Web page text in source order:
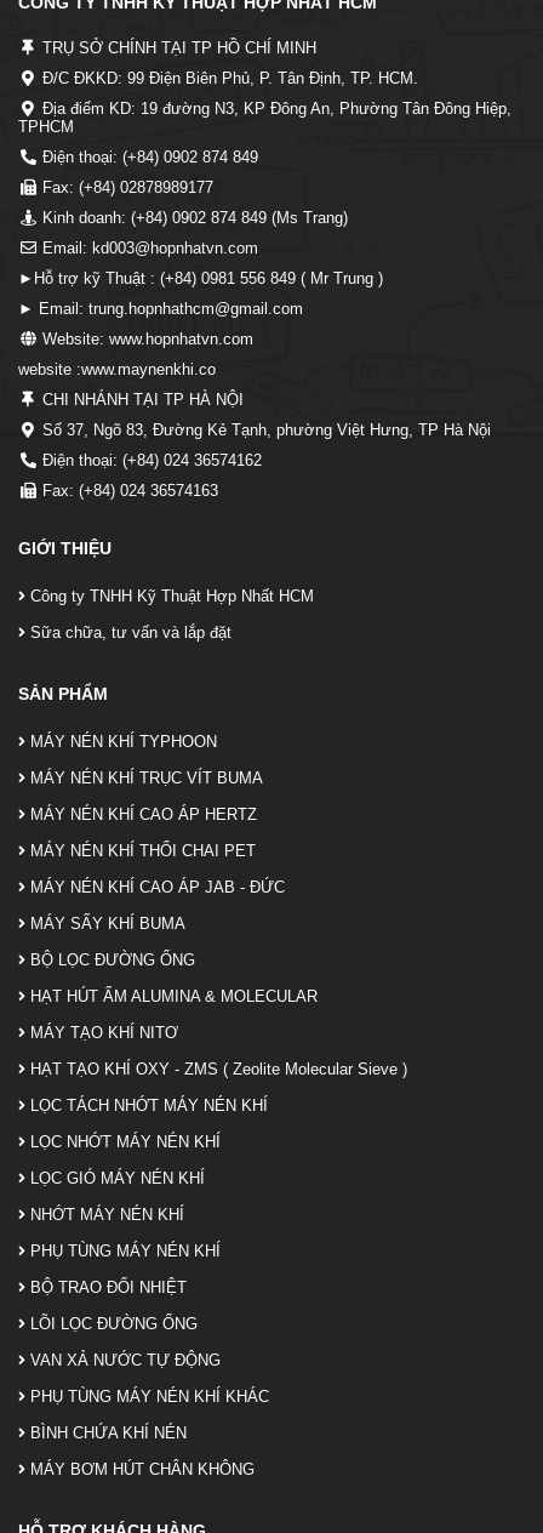
TRỤ SỞ CHÍNH TẠI TP HỒ CHÍ MINH
Đ/C ĐKKD: 99 Điện Biên Phủ, P. Tân Định, TP. HCM.
Địa điểm KD: 19 đường N3, KP Đông An, Phường Tân Đông Hiệp,
TPHCM
Điện thoại: (+84) 0902 874 849
Fax: (+84) 02878989177
Kinh doanh: (+84) 0902 874 849 (Ms Trang)
Email: kd003@hopnhatvn.com
►Hỗ trợ kỹ Thuật : (+84) 0981 556 849 ( Mr Trung )
► Email: trung.hopnhathcm@gmail.com
Website: www.hopnhatvn.com
website :www.maynenkhi.co
CHI NHÁNH TẠI TP HÀ NỘI
Số 37, Ngõ 83, Đường Kẻ Tạnh, phường Việt Hưng, TP Hà Nội
Điện thoại: (+84) 024 36574162
Fax: (+84) 024 36574163
GIỚI THIỆU
Công ty TNHH Kỹ Thuật Hợp Nhất HCM
Sữa chữa, tư vấn và lắp đặt
SẢN PHẨM
MÁY NÉN KHÍ TYPHOON
MÁY NÉN KHÍ TRỤC VÍT BUMA
MÁY NÉN KHÍ CAO ÁP HERTZ
MÁY NÉN KHÍ THỔI CHAI PET
MÁY NÉN KHÍ CAO ÁP JAB - ĐỨC
MÁY SẤY KHÍ BUMA
BỘ LỌC ĐƯỜNG ỐNG
HẠT HÚT ẨM ALUMINA & MOLECULAR
MÁY TẠO KHÍ NITƠ
HẠT TẠO KHÍ OXY - ZMS ( Zeolite Molecular Sieve )
LỌC TÁCH NHỚT MÁY NÉN KHÍ
LỌC NHỚT MÁY NÉN KHÍ
LỌC GIÓ MÁY NÉN KHÍ
NHỚT MÁY NÉN KHÍ
PHỤ TÙNG MÁY NÉN KHÍ
BỘ TRAO ĐỔI NHIỆT
LÕI LỌC ĐƯỜNG ỐNG
VAN XẢ NƯỚC TỰ ĐỘNG
PHỤ TÙNG MÁY NÉN KHÍ KHÁC
BÌNH CHỨA KHÍ NÉN
MÁY BƠM HÚT CHÂN KHÔNG